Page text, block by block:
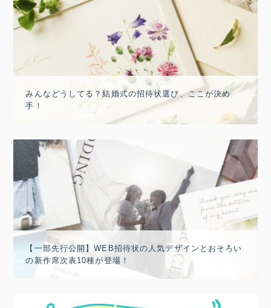
みんなどうしてる？結婚式の招待状選び、ここが決め
手！
【一部先行公開】WEB招待状の人気デザインとおそろい
の新作席次表10種が登場！